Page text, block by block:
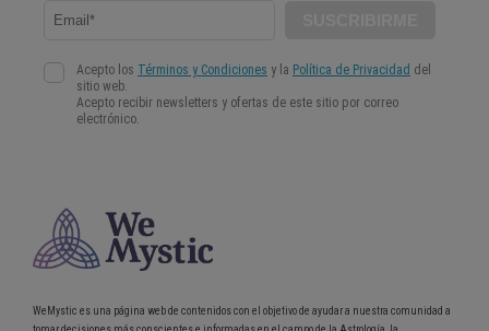
WeMystic es una página web de contenidos con el objetivo de ayudar a nuestra comunidad a